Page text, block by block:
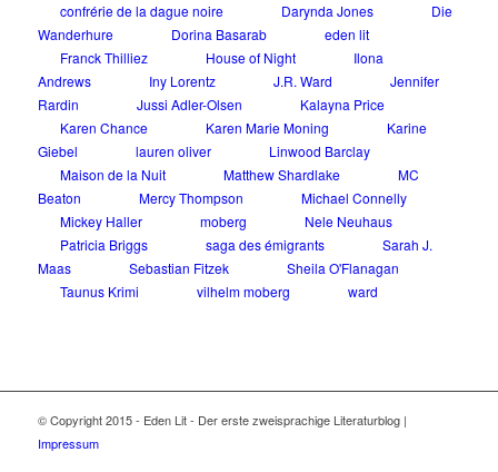
confrérie de la dague noire
Darynda Jones
Die
Wanderhure
Dorina Basarab
eden lit
Franck Thilliez
House of Night
Ilona
Andrews
Iny Lorentz J.R. Ward
Jennifer
Rardin
Jussi Adler-Olsen
Kalayna Price
Karen Chance
Karen Marie Moning
Karine
Giebel
lauren oliver
Linwood Barclay
Maison de la Nuit
Matthew Shardlake
MC
Beaton
Mercy Thompson
Michael Connelly
Mickey Haller
moberg
Nele Neuhaus
Patricia Briggs
saga des émigrants
Sarah J.
Maas
Sebastian Fitzek
Sheila O'Flanagan
Taunus Krimi
vilhelm moberg ward
© Copyright 2015 - Eden Lit - Der erste zweisprachige Literaturblog |
Impressum